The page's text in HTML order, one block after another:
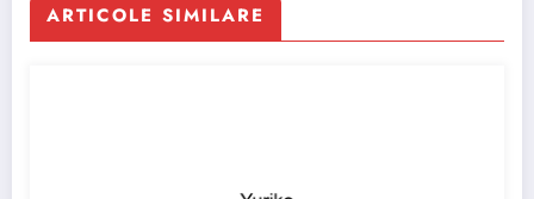
ARTICOLE SIMILARE